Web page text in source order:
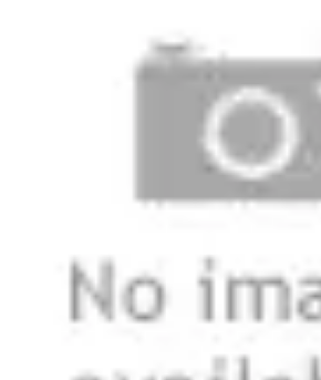
Espacios de Trabajo
Espacios Funcionales